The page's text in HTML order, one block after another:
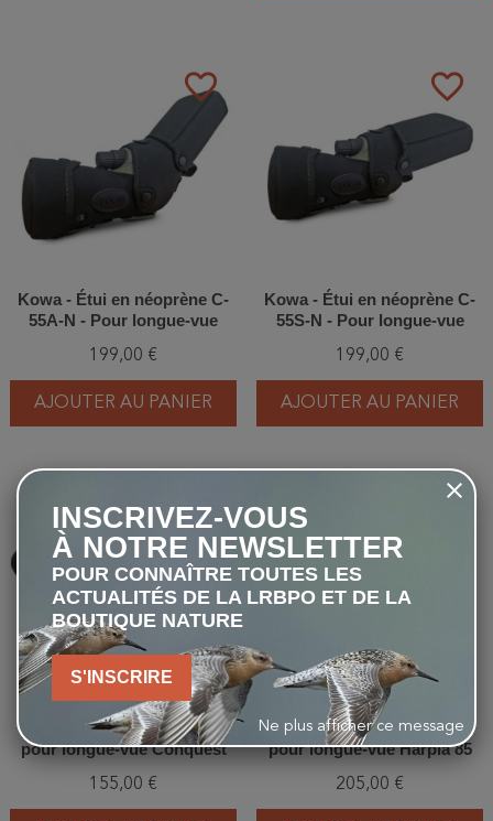
favorite_border
Kowa - Étui en néoprène C-
55A-N - Pour longue-vue
199,00 €
AJOUTER AU PANIER
favorite_border
Kowa - Étui en néoprène C-
55S-N - Pour longue-vue
199,00 €
AJOUTER AU PANIER
favorite_border
Zeiss - Etui de protection
pour longue-vue Conquest
155,00 €
Zeiss - Etui de protection
pour longue-vue Harpia 85
205,00 €
INSCRIVEZ-VOUS
À NOTRE NEWSLETTER
POUR CONNAÎTRE TOUTES LES
ACTUALITÉS DE LA LRBPO ET DE LA
BOUTIQUE NATURE
S'INSCRIRE
Ne plus afficher ce message